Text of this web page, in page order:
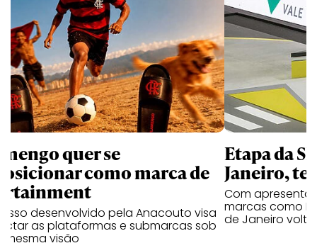
quer se
como marca de
desenvolvido pela Anacouto visa
as plataformas e submarcas sob
mesma visão
Etapa da
Janeiro,
Com
marcas como
de Janeiro